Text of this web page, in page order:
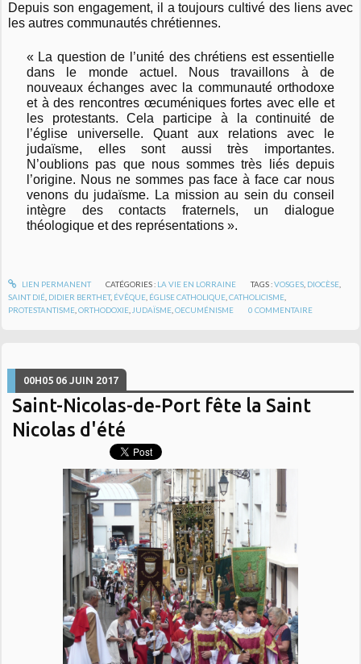
Depuis son engagement, il a toujours cultivé des liens avec
les autres communautés chrétiennes.
« La question de l’unité des chrétiens est essentielle
dans le monde actuel. Nous travaillons à de
nouveaux échanges avec la communauté orthodoxe
et à des rencontres œcuméniques fortes avec elle et
les protestants. Cela participe à la continuité de
l’église universelle. Quant aux relations avec le
judaïsme, elles sont aussi très importantes.
N’oublions pas que nous sommes très liés depuis
l’origine. Nous ne sommes pas face à face car nous
venons du judaïsme. La mission au sein du conseil
intègre des contacts fraternels, un dialogue
théologique et des représentations ».
LIEN PERMANENT CATÉGORIES : LA VIE EN LORRAINE TAGS :VOSGES, DIOCÈSE,
SAINT DIÉ, DIDIER BERTHET, ÉVÊQUE, ÉGLISE CATHOLIQUE,CATHOLICISME,
PROTESTANTISME,ORTHODOXIE,JUDAÏSME,OECUMÉNISME 0 COMMENTAIRE
00H05 06 JUIN 2017
Saint-Nicolas-de-Port fête la Saint
Nicolas d'été